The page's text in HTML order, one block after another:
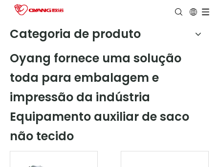
Categoria de produto
Oyang fornece uma solução
toda para embalagem e
impressão da indústria
Equipamento auxiliar de saco
não tecido